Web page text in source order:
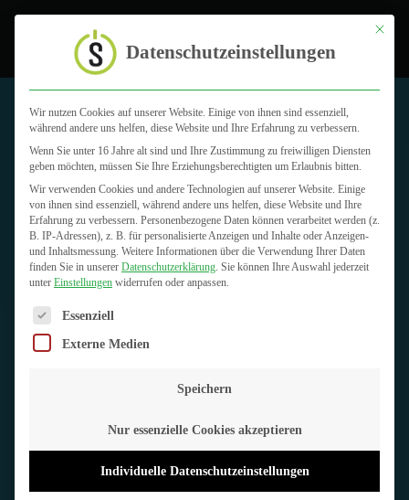
Mit
Datenschutzeinstellungen
Wir nutzen Cookies auf unserer Website. Einige von ihnen sind essenziell,
während andere uns helfen, diese Website und Ihre Erfahrung zu verbessern.
Wenn Sie unter 16 Jahre alt sind und Ihre Zustimmung zu freiwilligen Diensten
geben möchten, müssen Sie Ihre Erziehungsberechtigten um Erlaubnis bitten.
Wir verwenden Cookies und andere Technologien auf unserer Website. Einige
von ihnen sind essenziell, während andere uns helfen, diese Website und Ihre
Erfahrung zu verbessern. Personenbezogene Daten können verarbeitet werden (z.
B. IP-Adressen), z. B. für personalisierte Anzeigen und Inhalte oder Anzeigen-
und Inhaltsmessung. Weitere Informationen über die Verwendung Ihrer Daten
finden Sie in unserer Datenschutzerklärung. Sie können Ihre Auswahl jederzeit
unter Einstellungen widerrufen oder anpassen.
Es folgt eine Liste der Service-Gruppen, für die eine
Essenziell
Externe Medien
Speichern
Nur essenzielle Cookies akzeptieren
Individuelle Datenschutzeinstellungen